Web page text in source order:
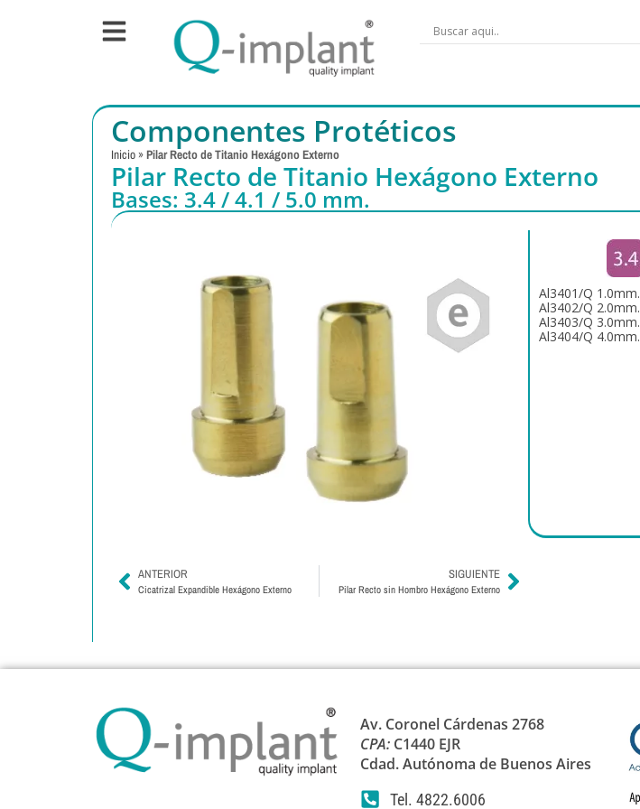
Componentes Protéticos
Inicio »Pilar Recto de Titanio Hexágono Externo
Pilar Recto de Titanio Hexágono Externo
Bases: 3.4 / 4.1 / 5.0 mm.
Al3401/Q 1.0mm.
Al3402/Q 2.0mm.
Al3403/Q 3.0mm.
Al3404/Q 4.0mm.
ANTERIOR
Cicatrizal Expandible Hexágono Externo
SIGUIENTE
Pilar Recto sin Hombro Hexágono Externo
Av. Coronel Cárdenas 2768
CPA: C1440 EJR
Cdad. Autónoma de Buenos Aires
Tel. 4822.6006